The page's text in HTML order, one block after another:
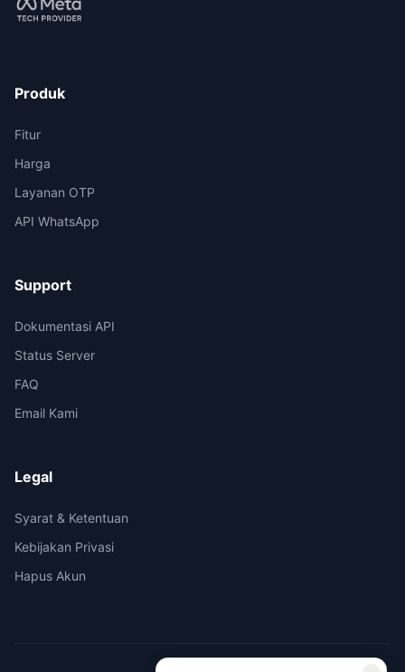
Produk
Fitur
Harga
Layanan OTP
API WhatsApp
Support
Dokumentasi API
Status Server
FAQ
Email Kami
Legal
Syarat & Ketentuan
Kebijakan Privasi
Hapus Akun